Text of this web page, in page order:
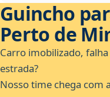
Guincho
Perto de
Carro imobilizado,
estrada?
Nosso time chega com